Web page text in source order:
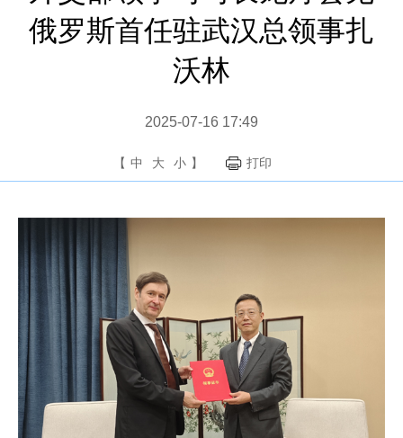
俄罗斯首任驻武汉总领事扎
沃林
2025-07-16 17:49
【 中 大 小 】 打印